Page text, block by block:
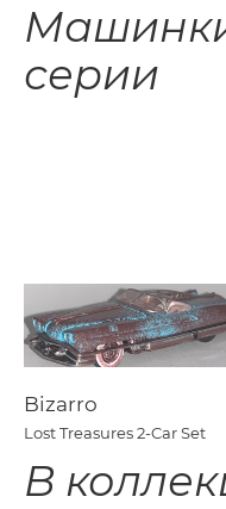
серии
Bizarro
Lost Treasures 2-Car Set
В